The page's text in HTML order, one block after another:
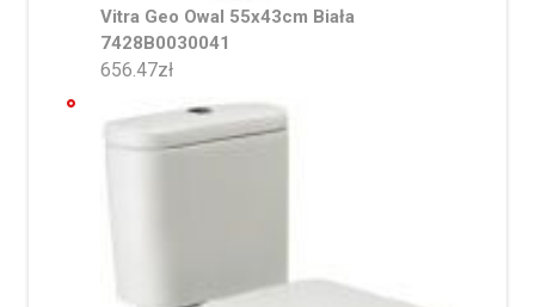
Vitra Geo Owal 55x43cm Biała
7428B0030041
656.47zł